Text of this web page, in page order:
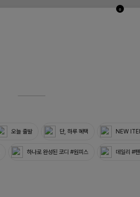
0
오늘 출발 단, 하루 혜택 NEW
하나로 완성된 코디 #원피스 데일리 #